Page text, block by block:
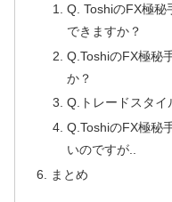
Q. ToshiのFX極秘
できますか？
Q.ToshiのFX極秘
か？
Q.トレードスタイ
Q.ToshiのFX極秘
いのですが..
まとめ